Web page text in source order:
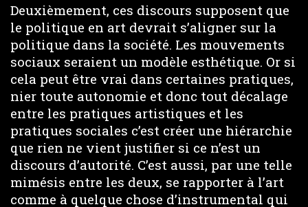
Deuxièmement, ces discours supposent que
le politique en art devrait s’aligner sur la
politique dans la société. Les mouvements
sociaux seraient un modèle esthétique. Or si
cela peut être vrai dans certaines pratiques,
nier toute autonomie et donc tout décalage
entre les pratiques artistiques et les
pratiques sociales c’est créer une hiérarchie
que rien ne vient justifier si ce n’est un
discours d’autorité. C’est aussi, par une telle
mimésis entre les deux, se rapporter à l’art
comme à quelque chose d’instrumental qui